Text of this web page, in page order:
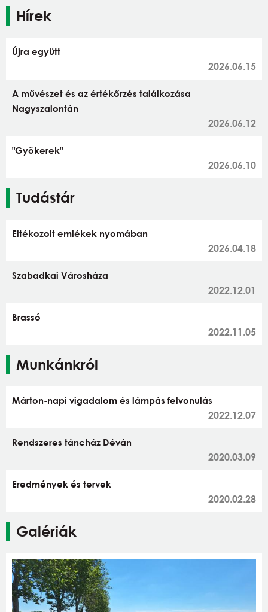
Hírek
Újra együtt
2026.06.15
A művészet és az értékőrzés találkozása
Nagyszalontán
2026.06.12
"Gyökerek"
2026.06.10
Tudástár
Eltékozolt emlékek nyomában
2026.04.18
Szabadkai Városháza
2022.12.01
Brassó
2022.11.05
Munkánkról
Márton-napi vigadalom és lámpás felvonulás
2022.12.07
Rendszeres táncház Déván
2020.03.09
Eredmények és tervek
2020.02.28
Galériák